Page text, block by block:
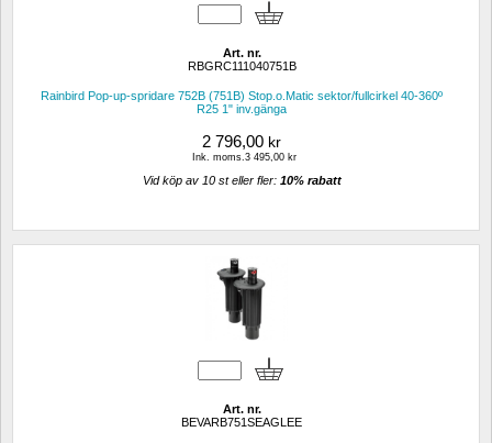
Art. nr.
RBGRC111040751B
Rainbird Pop-up-spridare 752B (751B) Stop.o.Matic sektor/fullcirkel 40-360º
R25 1" inv.gänga
2 796,00 kr
Ink. moms.3 495,00 kr
Vid köp av 10 st eller fler: 10% rabatt
Art. nr.
BEVARB751SEAGLEE